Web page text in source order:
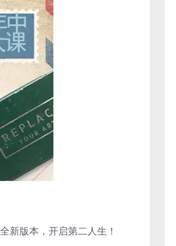
新版本，开启第二人生！